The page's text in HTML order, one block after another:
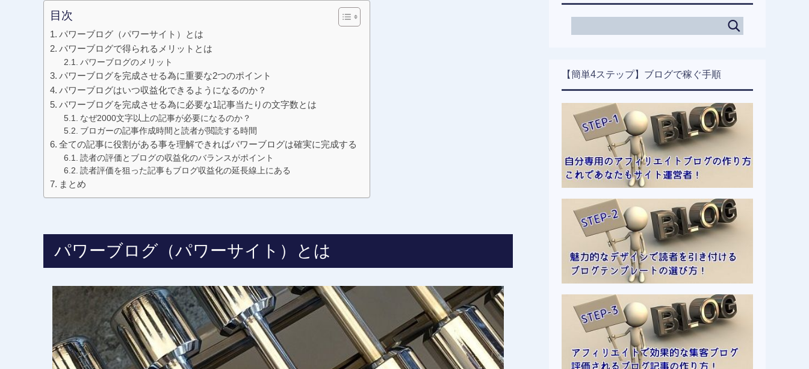
目次
パワーブログ（パワーサイト）とは
パワーブログで得られるメリットとは
パワーブログのメリット
パワーブログを完成させる為に重要な2つのポイント
パワーブログはいつ収益化できるようになるのか？
パワーブログを完成させる為に必要な1記事当たりの文字数とは
なぜ2000文字以上の記事が必要になるのか？
ブロガーの記事作成時間と読者が閲読する時間
全ての記事に役割がある事を理解できればパワーブログは確実に完成する
読者の評価とブログの収益化のバランスがポイント
読者評価を狙った記事もブログ収益化の延長線上にある
まとめ
パワーブログ（パワーサイト）とは
【簡単4ステップ】ブログで稼ぐ手順